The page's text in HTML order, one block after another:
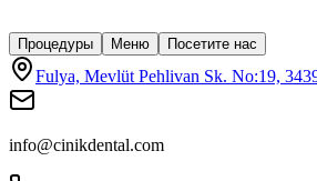
Процедуры Меню Посетите нас
Fulya, Mevlüt Pehlivan Sk. No:19,
info@cinikdental.com